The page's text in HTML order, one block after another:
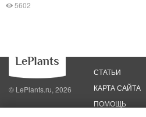
5602
© LePlants.ru, 2026
СТАТЬИ
КАРТА САЙТА
ПОМОЩЬ